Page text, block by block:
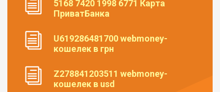
5168 7420 1998 6771 Карта
ПриватБанка
U619286481700 webmoney-
кошелек в грн
Z278841203511 webmoney-
кошелек в usd